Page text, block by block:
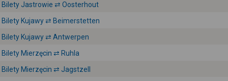
Bilety Jastrowie ⇄ Oosterhout
Bilety Kujawy ⇄ Beimerstetten
Bilety Kujawy ⇄ Antwerpen
Bilety Mierzęcin ⇄ Ruhla
Bilety Mierzęcin ⇄ Jagstzell